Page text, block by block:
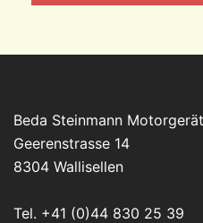
Beda Steinmann
Geerenstrasse 14
8304 Wallisellen
Tel. +41 (0)44 830 25 39